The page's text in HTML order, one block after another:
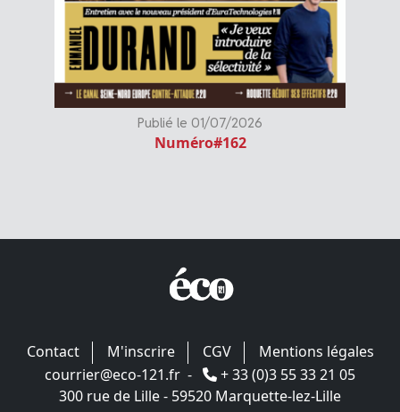
Publié le 01/07/2026
Numéro#162
Contact M'inscrire CGV
Mentions légales
courrier@eco-121.fr -
+ 33 (0)3 55 33 21 05
300 rue de Lille - 59520 Marquette-lez-Lille